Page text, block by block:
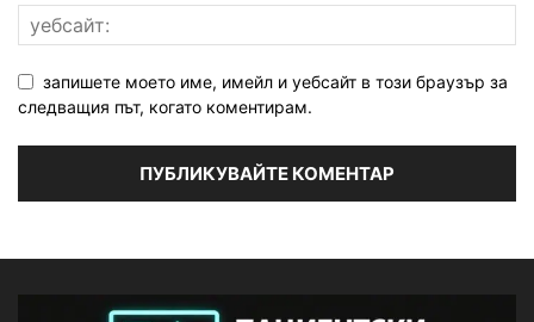
запишете моето име, имейл и уебсайт в този браузър за
следващия път, когато коментирам.